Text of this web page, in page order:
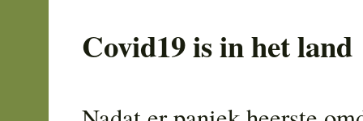
Covid19 is in het land